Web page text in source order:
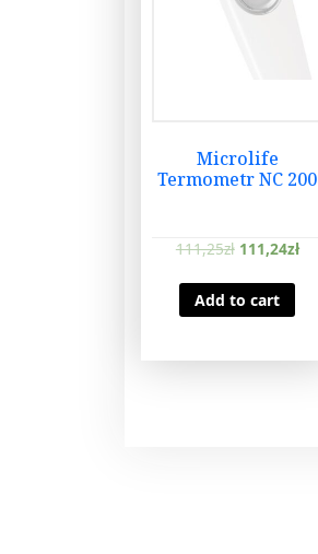
Microlife
Termometr NC 200
111,25zł 111,24zł
Add to cart